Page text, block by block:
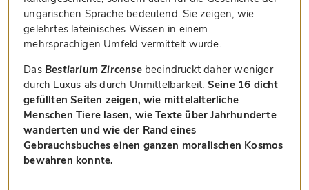
ungarischen Sprache bedeutend. Sie zeigen, wie
gelehrtes lateinisches Wissen in einem
mehrsprachigen Umfeld vermittelt wurde.
Das Bestiarium Zircensebeeindruckt daher weniger
durch Luxus als durch Unmittelbarkeit. Seine 16 dicht
gefüllten Seiten zeigen, wie mittelalterliche
Menschen Tiere lasen, wie Texte über Jahrhunderte
wanderten und wie der Rand eines
Gebrauchsbuches einen ganzen moralischen Kosmos
bewahren konnte.